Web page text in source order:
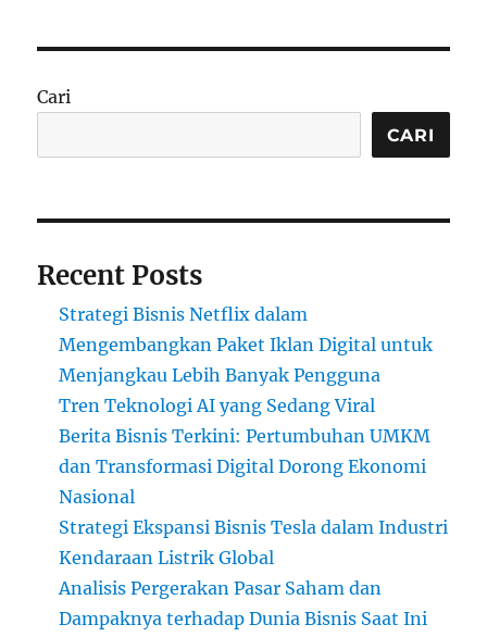
Cari
CARI
Recent Posts
Strategi Bisnis Netflix dalam
Mengembangkan Paket Iklan Digital untuk
Menjangkau Lebih Banyak Pengguna
Tren Teknologi AI yang Sedang Viral
Berita Bisnis Terkini: Pertumbuhan UMKM
dan Transformasi Digital Dorong Ekonomi
Nasional
Strategi Ekspansi Bisnis Tesla dalam Industri
Kendaraan Listrik Global
Analisis Pergerakan Pasar Saham dan
Dampaknya terhadap Dunia Bisnis Saat Ini